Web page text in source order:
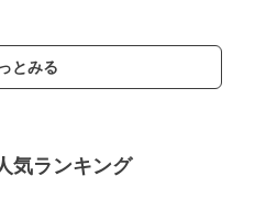
とみる
気ランキング